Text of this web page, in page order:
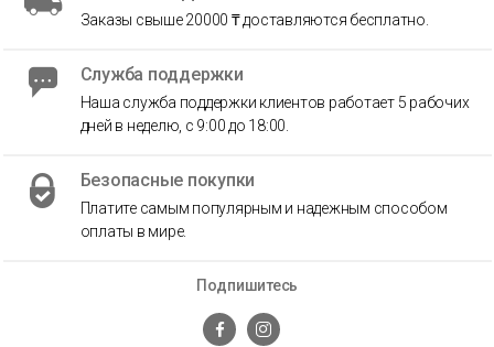
Подпишитесь
Заказы свыше 20000 ₸ доставляются бесплатно.
Служба поддержки
Наша служба поддержки клиентов работает 5 рабочих
дней в неделю, с 9:00 до 18:00.
Безопасные покупки
Платите самым популярным и надежным способом
оплаты в мире.